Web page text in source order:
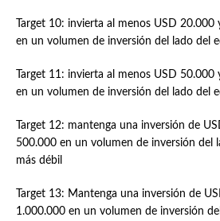
Target 10: invierta al menos USD
en un volumen de inversión del lado del
Target 11: invierta al menos USD
en un volumen de inversión del lado del
Target 12: mantenga una inversión de
500.000 en un volumen de inversión del
más débil
Target 13: Mantenga una inversión de
1.000.000 en un volumen de inversión